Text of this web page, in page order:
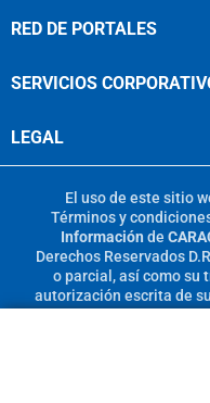
RED DE PORTALES
SERVICIOS
LEGAL
El uso de este sitio
Términos y
Información de
Derechos Reservados
o parcial, así como su
autorización escrita de